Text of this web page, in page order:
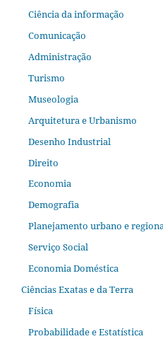
Ciência da informação
Comunicação
Administração
Turismo
Museologia
Arquitetura e Urbanismo
Desenho Industrial
Direito
Economia
Demografia
Planejamento urbano e
Serviço Social
Economia Doméstica
Ciências Exatas e da Terra
Física
Probabilidade e Estatística